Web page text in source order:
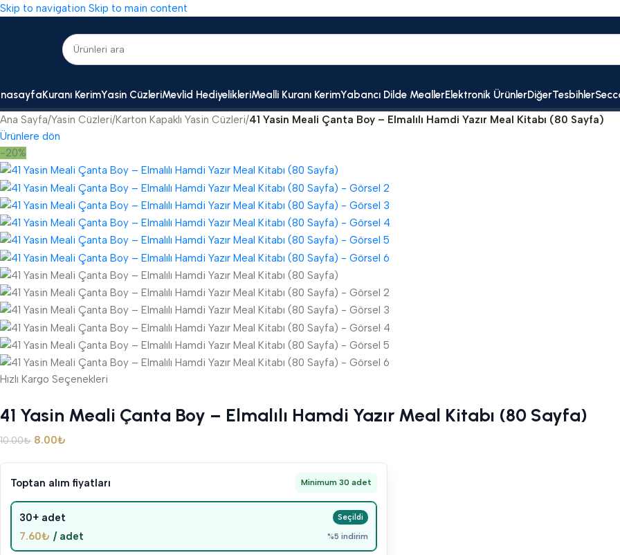
Skip to navigation Skip to main content
Kuranı KerimYasin CüzleriMevlid HediyelikleriMealli Kuranı KerimYabancı Dilde MeallerElektronik ÜrünlerDiğerTesbihler
Ana Sayfa/Yasin Cüzleri/Karton Kapaklı Yasin Cüzleri/41 Yasin Meali Çanta Boy – Elmalılı Hamdi Yazır Meal Kitabı (80 Sayfa)
Ürünlere dön
-20%
Hızlı Kargo Seçenekleri
41 Yasin Meali Çanta Boy – Elmalılı Hamdi Yazır Meal Kitabı (80 Sayfa)
10.00₺ 8.00₺
Toptan alım fiyatları Minimum 30 adet
30+ adet
7.60₺ / adet %5 indirim